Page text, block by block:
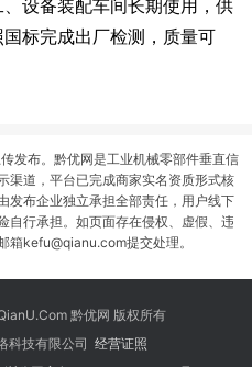
设备装配车间长期使用，供
标完成出厂检测，质量可
发布。黔优网是工业机械零部件垂直信
渠道，平台已完成商家实名资质形式核
发布企业独立承担全部责任，用户线下
自行承担。如页面存在侵权、虚假、违
箱kefu@qianu.com提交处理。
黔优网 版权所有
科技有限公司 经营证照